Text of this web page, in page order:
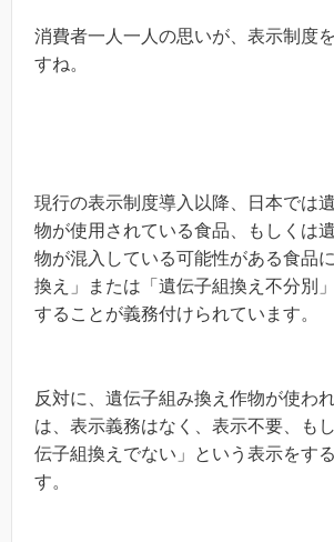
消費者一人一人の思いが、表示制度
すね。
現行の表示制度導入以降、日本では
物が使用されている食品、もしくは
物が混入している可能性がある食品
換え」または「遺伝子組換え不分別
することが義務付けられています。
反対に、遺伝子組み換え作物が使わ
は、表示義務はなく、表示不要、も
伝子組換えでない」という表示をす
す。